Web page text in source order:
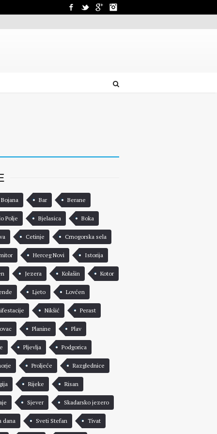
Facebook
TwitterGoogle+
Bar Berane
Polje Bjelasica Boka
Cetinje Crnogorska sela
Herceg Novi Istorija
Jezera Kolašin Kotor
Ljeto Lovćen
Nikšić Perast
Planine Plav
Pljevlja Podgorica
Proljeće Razglednice
Rijeke Risan
Sjever Skadarsko jezero
dana Sveti Stefan Tivat